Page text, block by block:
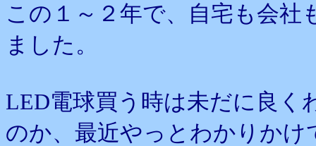
この１～２年で、自宅も会社
ました。
LED電球買う時は未だに良く
のか、最近やっとわかりかけ